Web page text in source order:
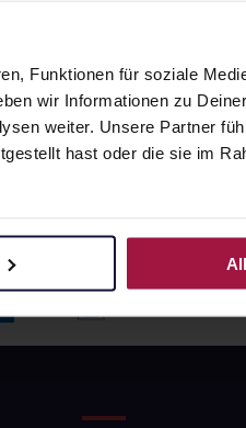
Funktionen für soziale
wir Informationen zu
weiter. Unsere Partner
hast oder die sie im